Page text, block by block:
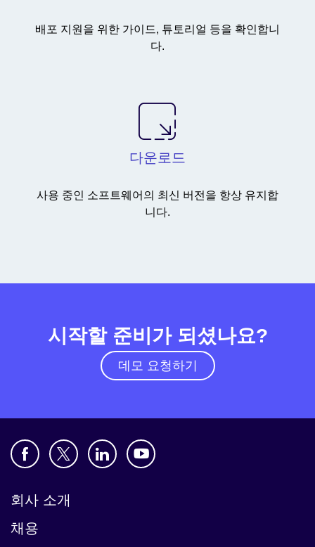
배포 지원을 위한 가이드, 튜토리얼 등을 확인합니
다.
다운로드
사용 중인 소프트웨어의 최신 버전을 항상 유지합
니다.
시작할 준비가 되셨나요?
데모 요청하기
회사 소개
채용